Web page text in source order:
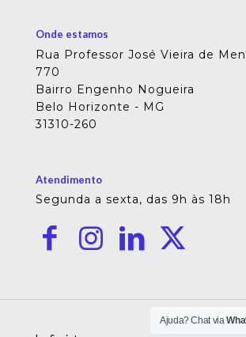
Onde estamos
Rua Professor José Vieira de
770
Bairro Engenho Nogueira
Belo Horizonte - MG
31310-260
Atendimento
Segunda a sexta, das 9h às 18h
Ajuda? Chat via